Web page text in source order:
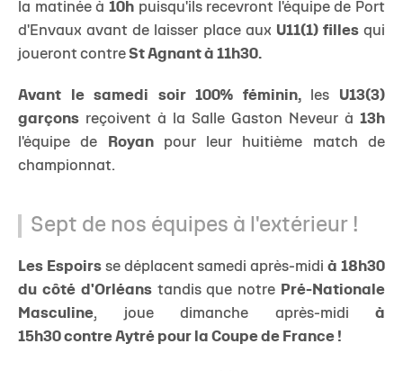
la matinée à 10hpuisqu'ils recevront l'équipe de Port
d'Envaux avant de laisser place aux U11(1) fillesqui
joueront contre St Agnant à 11h30.
Avant le samedi soir 100% féminin,les U13(3)
garçons reçoivent à la Salle Gaston Neveur à 13h
l'équipe de
Royanpour leur huitième match de
championnat.
Sept de nos équipes à l'extérieur !
Les Espoirsse déplacent samedi après-midià 18h30
du côté d'Orléanstandis que notre Pré-Nationale
Masculine, joue dimanche après-midi à
15h30 contre Aytré pour la Coupe de France !